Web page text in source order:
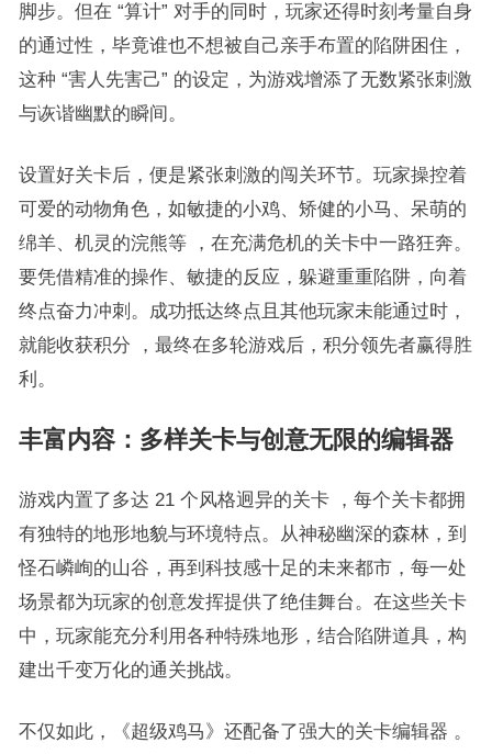
脚步。但在 “算计” 对手的同时，玩家还得时刻考量自身
的通过性，毕竟谁也不想被自己亲手布置的陷阱困住，
这种 “害人先害己” 的设定，为游戏增添了无数紧张刺激
与诙谐幽默的瞬间。
设置好关卡后，便是紧张刺激的闯关环节。玩家操控着
可爱的动物角色，如敏捷的小鸡、矫健的小马、呆萌的
绵羊、机灵的浣熊等 ，在充满危机的关卡中一路狂奔。
要凭借精准的操作、敏捷的反应，躲避重重陷阱，向着
终点奋力冲刺。成功抵达终点且其他玩家未能通过时，
就能收获积分 ，最终在多轮游戏后，积分领先者赢得胜
利。
丰富内容：多样关卡与创意无限的编辑器
游戏内置了多达 21 个风格迥异的关卡 ，每个关卡都拥
有独特的地形地貌与环境特点。从神秘幽深的森林，到
怪石嶙峋的山谷，再到科技感十足的未来都市，每一处
场景都为玩家的创意发挥提供了绝佳舞台。在这些关卡
中，玩家能充分利用各种特殊地形，结合陷阱道具，构
建出千变万化的通关挑战。
不仅如此，《超级鸡马》还配备了强大的关卡编辑器 。